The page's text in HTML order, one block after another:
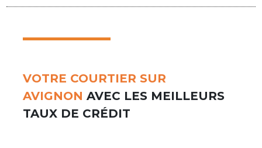
VOTRE COURTIER SUR
AVIGNON AVEC LES MEILLEURS
TAUX DE CRÉDIT